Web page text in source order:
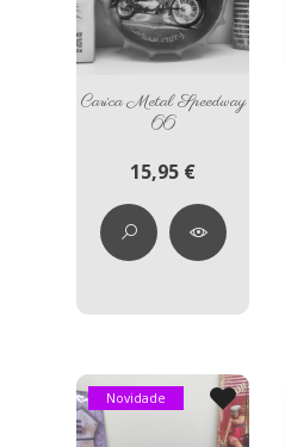
Carica Metal Speedway
66
15,95 €
Novidade